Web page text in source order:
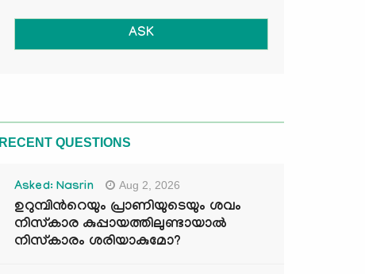
ASK
RECENT QUESTIONS
Asked: Nasrin Aug 2, 2026
ഉറുമ്പിന്‍റെയും പ്രാണിയുടെയും ശവം
നിസ്കാര കുപ്പായത്തിലുണ്ടായാൽ
നിസ്കാരം ശരിയാകുമോ?